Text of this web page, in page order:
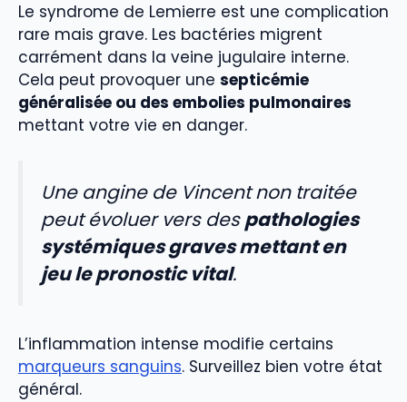
Le syndrome de Lemierre est une complication
rare mais grave. Les bactéries migrent
carrément dans la veine jugulaire interne.
Cela peut provoquer une septicémie
généralisée ou des embolies pulmonaires
mettant votre vie en danger.
Une angine de Vincent non traitée
peut évoluer vers despathologies
systémiques graves mettant en
jeu le pronostic vital.
L’inflammation intense modifie certains
marqueurs sanguins. Surveillez bien votre état
général.